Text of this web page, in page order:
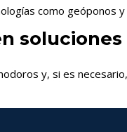
como geóponos
y, si es